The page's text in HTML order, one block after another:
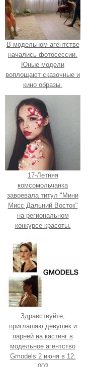
В модельном агентстве
начались фотосессии.
Юные модели
воплощают сказочные и
кино образы.
17-Летняя
комсомольчанка
завоевала титул "Мини
Мисс Дальний Восток"
на региональном
конкурсе красоты.
Здравствуйте,
приглашаю девушек и
парней на кастинг в
модельное агентство
Gmodels 2 июня в 12: